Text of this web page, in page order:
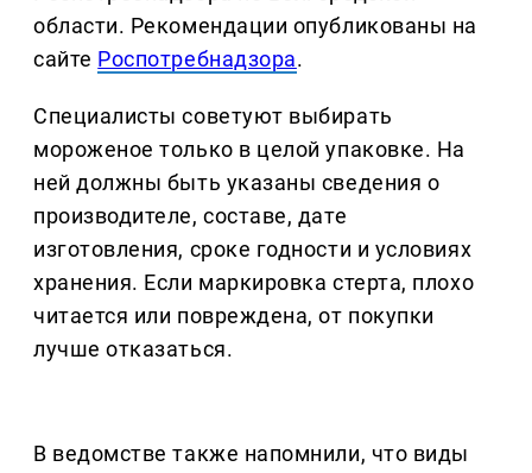
области. Рекомендации опубликованы на
сайте Роспотребнадзора.
Специалисты советуют выбирать
мороженое только в целой упаковке. На
ней должны быть указаны сведения о
производителе, составе, дате
изготовления, сроке годности и условиях
хранения. Если маркировка стерта, плохо
читается или повреждена, от покупки
лучше отказаться.
В ведомстве также напомнили, что виды